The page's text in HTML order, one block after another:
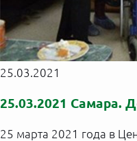
25.03.2021
25.03.2021 Самара.
25 марта 2021 года в